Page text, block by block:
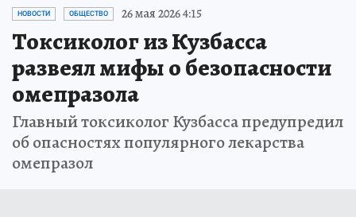
НОВОСТИ ОБЩЕСТВО 26 мая 2026 4:15
Токсиколог из Кузбасса
развеял мифы о безопасности
омепразола
Главный токсиколог Кузбасса предупредил
об опасностях популярного лекарства
омепразол